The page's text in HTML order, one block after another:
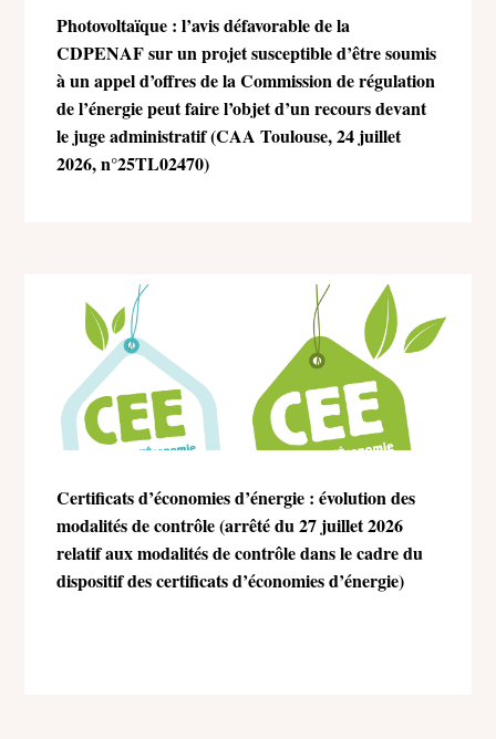
Photovoltaïque : l’avis défavorable de la
CDPENAF sur un projet susceptible d’être soumis
à un appel d’offres de la Commission de régulation
de l’énergie peut faire l’objet d’un recours devant
le juge administratif (CAA Toulouse, 24 juillet
2026, n°25TL02470)
Certificats d’économies d’énergie : évolution des
modalités de contrôle (arrêté du 27 juillet 2026
relatif aux modalités de contrôle dans le cadre du
dispositif des certificats d’économies d’énergie)